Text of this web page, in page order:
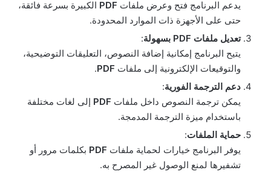
يدعم البرنامج فتح وعرض ملفات PDF الكبيرة بسرعة فائقة،
حتى على الأجهزة ذات الموارد المحدودة.
تعديل ملفات PDF بسهولة
:
يتيح البرنامج إمكانية إضافة النصوص، التعليقات التوضيحية،
والتوقيعات الإلكترونية إلى ملفات PDF
.
دعم الترجمة الفورية:
يمكن ترجمة النصوص داخل ملفات PDF إلى لغات مختلفة
باستخدام ميزة الترجمة المدمجة.
حماية الملفات:
يوفر البرنامج خيارات لحماية ملفات PDF بكلمات مرور أو
تشفيرها لمنع الوصول غير المصرح به.